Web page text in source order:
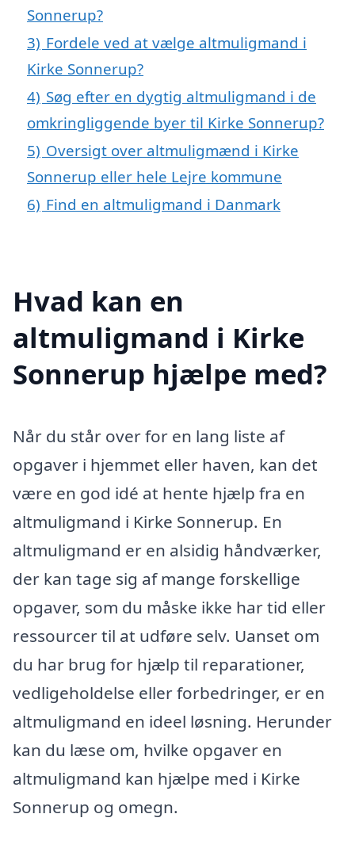
Sonnerup?
3) Fordele ved at vælge altmuligmand i
Kirke Sonnerup?
4) Søg efter en dygtig altmuligmand i de
omkringliggende byer til Kirke Sonnerup?
5) Oversigt over altmuligmænd i Kirke
Sonnerup eller hele Lejre kommune
6) Find en altmuligmand i Danmark
Hvad kan en
altmuligmand i Kirke
Sonnerup hjælpe med?
Når du står over for en lang liste af
opgaver i hjemmet eller haven, kan det
være en god idé at hente hjælp fra en
altmuligmand i Kirke Sonnerup. En
altmuligmand er en alsidig håndværker,
der kan tage sig af mange forskellige
opgaver, som du måske ikke har tid eller
ressourcer til at udføre selv. Uanset om
du har brug for hjælp til reparationer,
vedligeholdelse eller forbedringer, er en
altmuligmand en ideel løsning. Herunder
kan du læse om, hvilke opgaver en
altmuligmand kan hjælpe med i Kirke
Sonnerup og omegn.